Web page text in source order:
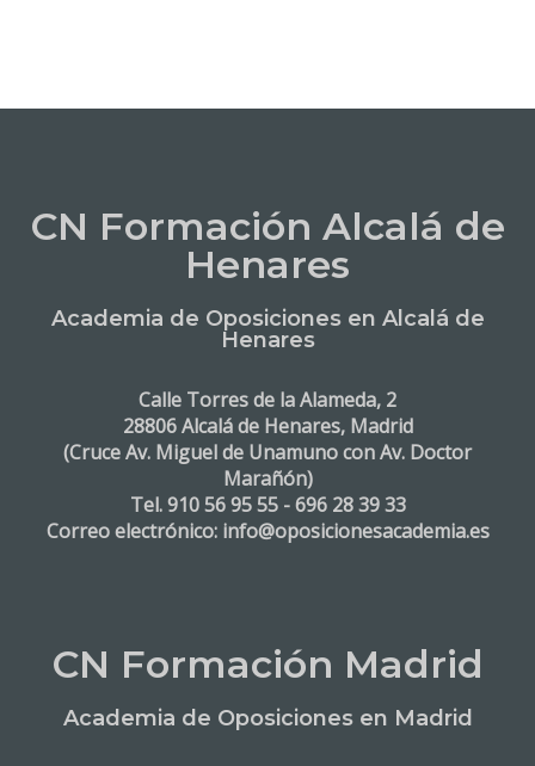
CN Formación Alcalá de
Henares
Academia de Oposiciones en Alcalá de
Henares
Calle Torres de la Alameda, 2
28806 Alcalá de Henares, Madrid
(Cruce Av. Miguel de Unamuno con Av. Doctor
Marañón)
Tel. 910 56 95 55 - 696 28 39 33
Correo electrónico: info@oposicionesacademia.es
CN Formación Madrid
Academia de Oposiciones en Madrid